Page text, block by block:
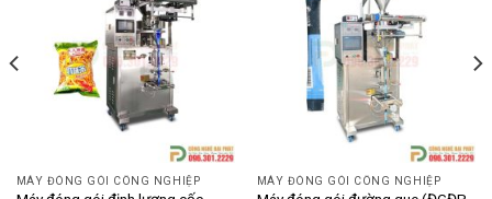
MÁY ĐÓNG GÓI CÔNG NGHIỆP MÁY ĐÓNG GÓI CÔNG NGHIỆP